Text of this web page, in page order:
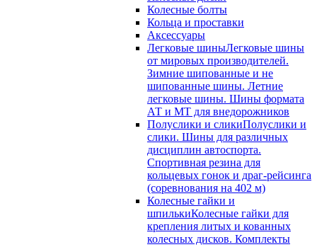
Колесные болты
Кольца и проставки
Аксессуары
Легковые шиныЛегковые шины
от мировых производителей.
Зимние шипованные и не
шипованные шины. Летние
легковые шины. Шины формата
АТ и МТ для внедорожников
Полуслики и сликиПолуслики и
слики. Шины для различных
дисциплин автоспорта.
Спортивная резина для
кольцевых гонок и драг-рейсинга
(соревнования на 402 м)
Колесные гайки и
шпилькиКолесные гайки для
крепления литых и кованных
колесных дисков. Комплекты